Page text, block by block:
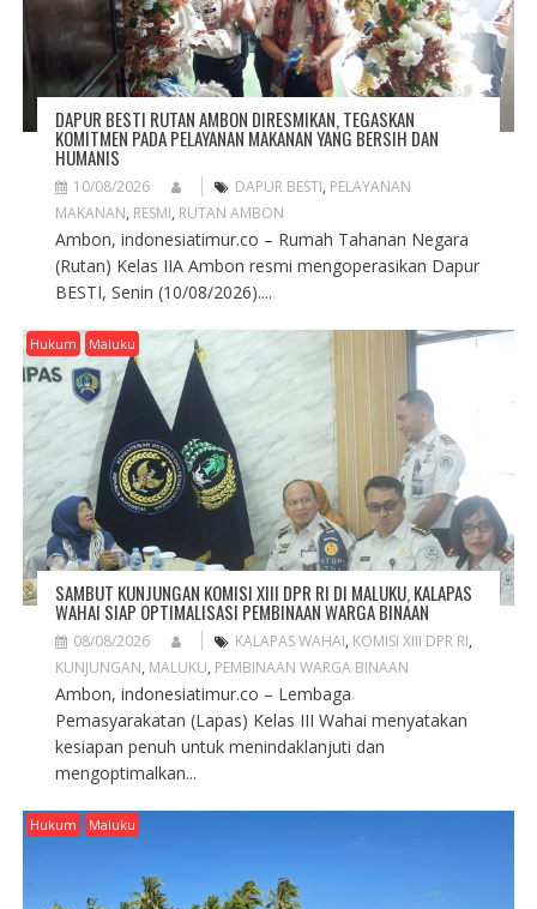
DAPUR BESTI RUTAN AMBON DIRESMIKAN, TEGASKAN
KOMITMEN PADA PELAYANAN MAKANAN YANG BERSIH DAN
HUMANIS
10/08/2026 DAPUR BESTI, PELAYANAN
MAKANAN, RESMI, RUTAN AMBON
Ambon, indonesiatimur.co – Rumah Tahanan Negara
(Rutan) Kelas IIA Ambon resmi mengoperasikan Dapur
BESTI, Senin (10/08/2026)....
Hukum Maluku
SAMBUT KUNJUNGAN KOMISI XIII DPR RI DI MALUKU, KALAPAS
WAHAI SIAP OPTIMALISASI PEMBINAAN WARGA BINAAN
08/08/2026 KALAPAS WAHAI, KOMISI XIII DPR RI,
KUNJUNGAN, MALUKU, PEMBINAAN WARGA BINAAN
Ambon, indonesiatimur.co – Lembaga
Pemasyarakatan (Lapas) Kelas III Wahai menyatakan
kesiapan penuh untuk menindaklanjuti dan
mengoptimalkan...
Hukum Maluku